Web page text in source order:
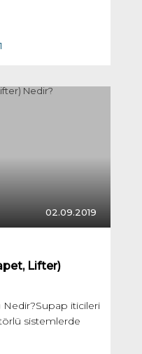
02.09.2019
Lifter)
Nedir?Supap iticileri
sistemlerde